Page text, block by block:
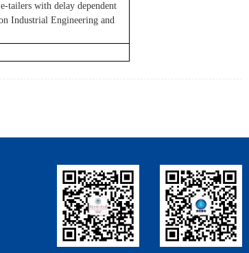
tailers with delay dependent
Industrial Engineering and